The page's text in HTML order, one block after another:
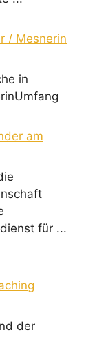
/ Mesnerin
in
am
für ...
der